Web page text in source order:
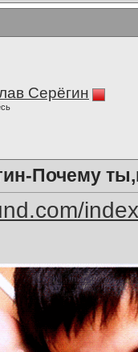
Серёгин
Почему